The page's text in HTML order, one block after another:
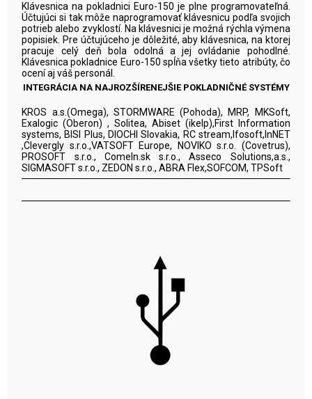
Klávesnica na pokladnici Euro-150 je plne programovateľná.
Účtujúci si tak môže naprogramovať klávesnicu podľa svojich
potrieb alebo zvyklostí. Na klávesnici je možná rýchla výmena
popisiek. Pre účtujúceho je dôležité, aby klávesnica, na ktorej
pracuje celý deň bola odolná a jej ovládanie pohodlné.
Klávesnica pokladnice Euro-150 spĺňa všetky tieto atribúty, čo
ocení aj váš personál.
INTEGRÁCIA NA NAJROZŠÍRENEJŠIE POKLADNIČNÉ SYSTÉMY
KROS a.s.(Omega), STORMWARE (Pohoda), MRP, MKSoft,
Exalogic (Oberon) , Solitea, Abiset (ikelp),First Information
systems, BISI Plus, DIOCHI Slovakia, RC stream,Ifosoft,InNET
,Clevergly s.r.o.,VATSOFT Europe, NOVIKO s.r.o. (Covetrus),
PROSOFT s.r.o., ComeIn.sk s.r.o., Asseco Solutions,a.s.,
SIGMASOFT s.r.o., ZEDON s.r.o., ABRA Flex,SOFCOM, TPSoft